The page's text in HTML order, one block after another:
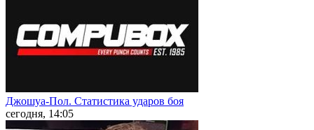
Джошуа-Пол. Статистика ударов боя
сегодня, 14:05